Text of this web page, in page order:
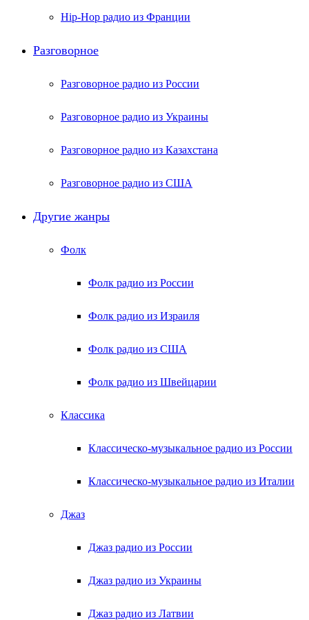
Hip-Hop радио из Франции
Разговорное
Разговорное радио из России
Разговорное радио из Украины
Разговорное радио из Казахстана
Разговорное радио из США
Другие жанры
Фолк
Фолк радио из России
Фолк радио из Израиля
Фолк радио из США
Фолк радио из Швейцарии
Классика
Классическо-музыкальное радио из России
Классическо-музыкальное радио из Италии
Джаз
Джаз радио из России
Джаз радио из Украины
Джаз радио из Латвии